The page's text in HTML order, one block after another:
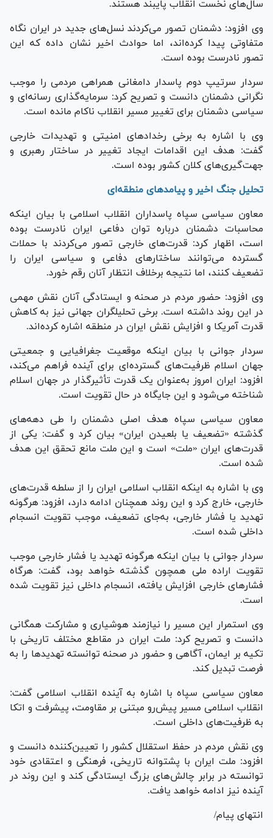
سال‌های نخست انقلاب پایبند هستند.
وی افزود: دشمنان تصور می‌کردند نسل‌های جدید در ایران نگاه
متفاوتی پیدا کرده‌اند، اما حوادث اخیر نشان داده که این
تصور نادرست بوده است.
سردار سرتیپ دوم پاسدار دامغانی همراهی مردمی را موجب
نگرانی دشمنان دانست و تصریح کرد: سرمایه‌گذاری رسانه‌ای و
سیاسی دشمنان برای تغییر مسیر انقلاب ناکام مانده است.
وی با اشاره به برخی رخداد‌های امنیتی و تهدیدات خارجی
گفت: هدف این اقدامات ایجاد تغییر در ساختار رهبری و
جهت‌گیری‌های کلان کشور بوده است.
تحلیل جنگ اخیر و پیامد‌های منطقه‌ای
معاون سیاسی سپاه پاسداران انقلاب اسلامی با بیان اینکه
محاسبات دشمنان درباره توان دفاعی ایران نادرست بوده
است، اظهار کرد: قدرت‌های خارجی تصور می‌کردند با حملات
گسترده می‌توانند ساختار‌های دفاعی و سیاسی ایران را
تضعیف کنند، اما نتیجه برخلاف انتظار آنان رقم خورد.
وی افزود: حضور مردم در صحنه و ایستادگی آنان نقش مهمی
در این روند داشته است. برخی تحلیلگران جهانی نیز به کاهش
قدرت آمریکا و افزایش نقش ایران در منطقه اشاره کرده‌اند.
سردار جوانی با بیان اینکه موقعیت جغرافیایی و جمعیتی
جهان اسلام ظرفیت‌های گسترده‌ای برای آینده فراهم می‌کند،
افزود: ایران امروز به‌عنوان یک قدرت تأثیرگذار در جهان اسلام
شناخته می‌شود و این جایگاه در حال تقویت است.
معاون سیاسی سپاه هدف اصلی دشمنان را طی دهه‌های
گذشته «تضعیف یا بلعیدن ایران» بیان کرد و گفت: یکی از
قدرت‌های ایران «ملت» است و این ملت مانع تحقق این هدف
شده است.
وی با اشاره به اینکه انقلاب اسلامی ایران را از سلطه قدرت‌های
خارجی، خارج کرد و این روند همچنان ادامه دارد، افزود: هرگونه
تهدید یا فشار خارجی، به‌جای تضعیف، موجب تقویت انسجام
داخلی شده است.
سردار جوانی با بیان اینکه هرگونه تهدید یا فشار خارجی موجب
تقویت اراده ملی همچون گذشته خواهد بود، گفت: هرگاه
فشار‌های خارجی افزایش یافته، انسجام داخلی نیز تقویت شده
است.
وی استمرار این مسیر را نیازمند هوشیاری و مشارکت همگانی
دانست و تصریح کرد: ملت ایران در مقاطع مختلف تاریخی با
تکیه بر ایمان، آگاهی و حضور در صحنه توانسته تهدید‌ها را به
فرصت تبدیل کند.
معاون سیاسی سپاه با اشاره به آینده انقلاب اسلامی گفت:
انقلاب اسلامی مسیر پیش‌رو مبتنی بر مقاومت، پیشرفت و اتکا
به ظرفیت‌های داخلی است.
وی نقش مردم در حفظ استقلال کشور را تعیین‌کننده دانست و
افزود: ملت ایران با پشتوانه تاریخی، فرهنگی و اعتقادی خود
توانسته در برابر چالش‌های بزرگ ایستادگی کند و این روند در
آینده نیز ادامه خواهد یافت.
انتهای پیام/